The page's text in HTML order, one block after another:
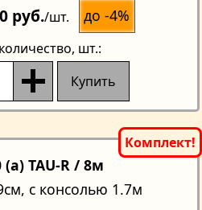
руб./шт. до -4%
, шт.:
Купить
(a) TAU-R / 8м
с консолью 1.7м